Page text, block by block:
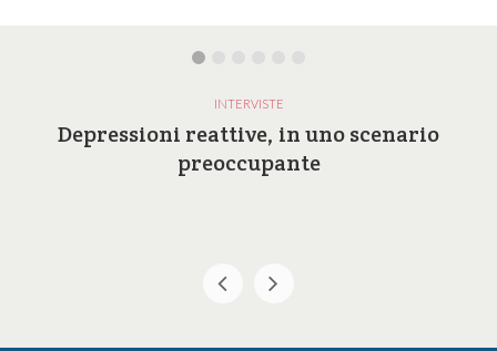
INTERVISTE
Depressioni reattive, in uno scenario
preoccupante